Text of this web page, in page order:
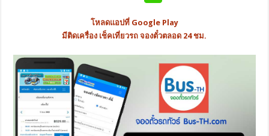
โหลดแอปที่ Google Play
มีติดเครื่อง เช็คเที่ยวรถ จองตั๋วตลอด 24 ชม.